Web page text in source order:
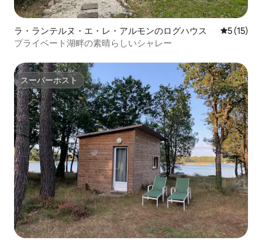
ラ・ランテルヌ・エ・レ・アルモンのログハウス レビュー
5 (15)
プライベート湖畔の素晴らしいシャレー
スーパーホスト
スーパーホスト